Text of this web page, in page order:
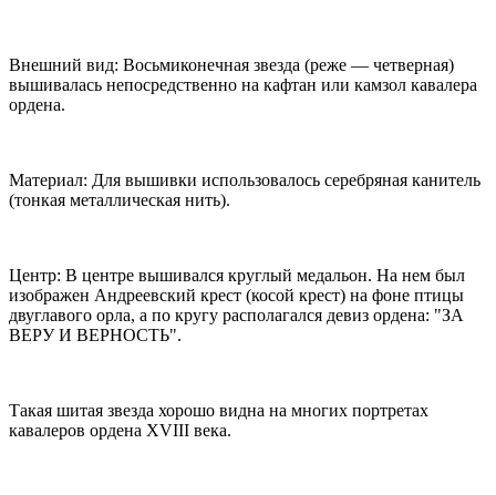
Внешний вид: Восьмиконечная звезда (реже — четверная)
вышивалась непосредственно на кафтан или камзол кавалера
ордена.
Материал: Для вышивки использовалось серебряная канитель
(тонкая металлическая нить).
Центр: В центре вышивался круглый медальон. На нем был
изображен Андреевский крест (косой крест) на фоне птицы
двуглавого орла, а по кругу располагался девиз ордена: "ЗА
ВЕРУ И ВЕРНОСТЬ".
Такая шитая звезда хорошо видна на многих портретах
кавалеров ордена XVIII века.